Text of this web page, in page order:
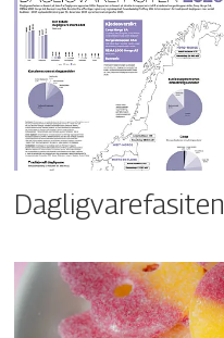
Dagligvarefasiten